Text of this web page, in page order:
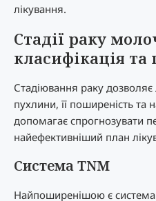
лікування.
Стадії раку
класифікація та
Стадіювання раку
пухлини, її поширеність та
допомагає спрогнозувати
найефективніший план
Система TNM
Найпоширенішою є система